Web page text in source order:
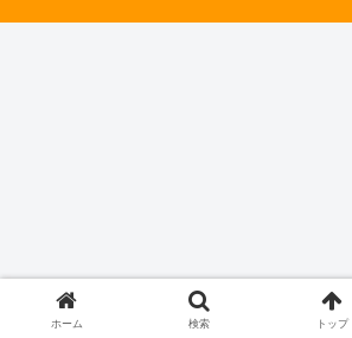
ホーム 検索 トップ